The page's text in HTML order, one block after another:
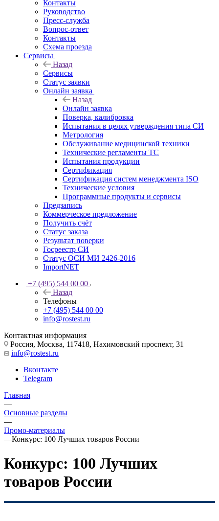
Контакты
Руководство
Пресс-служба
Вопрос-ответ
Контакты
Схема проезда
Сервисы
Назад
Сервисы
Статус заявки
Онлайн заявка
Назад
Онлайн заявка
Поверка, калибровка
Испытания в целях утверждения типа СИ
Метрология
Обслуживание медицинской техники
Технические регламенты ТС
Испытания продукции
Сертификация
Сертификация систем менеджмента ISO
Технические условия
Программные продукты и сервисы
Предзапись
Коммерческое предложение
Получить счёт
Статус заказа
Результат поверки
Госреестр СИ
Статус ОСИ МИ 2426-2016
ImportNET
+7 (495) 544 00 00
Назад
Телефоны
+7 (495) 544 00 00
info@rostest.ru
Контактная информация
Россия, Москва, 117418, Нахимовский проспект, 31
info@rostest.ru
Вконтакте
Telegram
Главная
—
Основные разделы
—
Промо-материалы
—Конкурс: 100 Лучших товаров России
Конкурс: 100 Лучших
товаров России